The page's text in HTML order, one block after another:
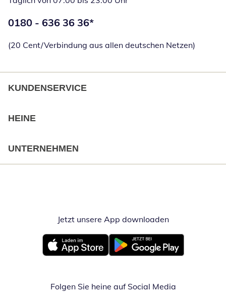
Telefonnummer:
0180 - 636 36 36*
(20 Cent/Verbindung aus allen deutschen Netzen)
KUNDENSERVICE
HEINE
UNTERNEHMEN
Jetzt unsere App downloadenÖffnet in
Öffnet in neuem FensterÖffnet in neuem Fenster
Folgen Sie heine auf Social Media